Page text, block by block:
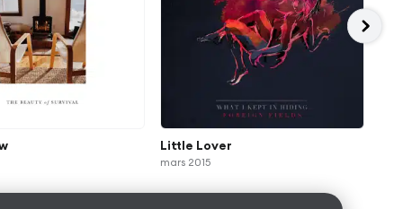
Little Lover
mars 2015